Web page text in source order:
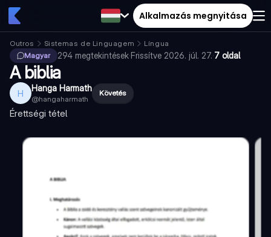
Alkalmazás megnyitása
Outros Sistemas de Linguagem
Língua
Magyar
294 megtekintések·Frissítve 2026. júl. 27.·7 oldal
A biblia
H Hanga Harmath
@hangaharmath
Követés
Érettségi tétel